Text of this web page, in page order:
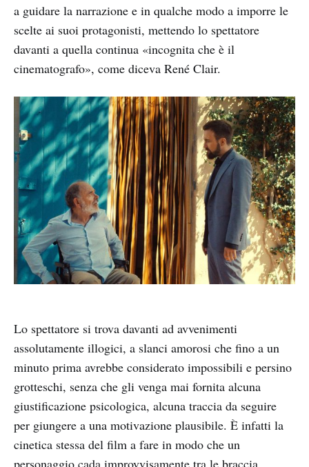
a guidare la narrazione e in qualche modo a imporre le
scelte ai suoi protagonisti, mettendo lo spettatore
davanti a quella continua «incognita che è il
cinematografo», come diceva René Clair.
Lo spettatore si trova davanti ad avvenimenti
assolutamente illogici, a slanci amorosi che fino a un
minuto prima avrebbe considerato impossibili e persino
grotteschi, senza che gli venga mai fornita alcuna
giustificazione psicologica, alcuna traccia da seguire
per giungere a una motivazione plausibile. È infatti la
cinetica stessa del film a fare in modo che un